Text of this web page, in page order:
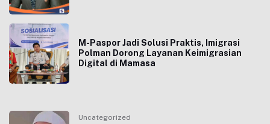
M-Paspor Jadi Solusi Praktis, Imigrasi
Polman Dorong Layanan Keimigrasian
Digital di Mamasa
Uncategorized